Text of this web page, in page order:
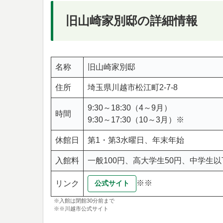
旧山崎家別邸の詳細情報
名称 旧山崎家別邸
住所 埼玉県川越市松江町2-7-8
時間
9:30～18:30（4～9月）
9:30～17:30（10～3月）※
休館日 第1・第3水曜日、年末年始
入館料 一般100円、高大学生50円、中学生
リンク 公式サイト ※※
※入館は閉館30分前まで
※※川越市公式サイト